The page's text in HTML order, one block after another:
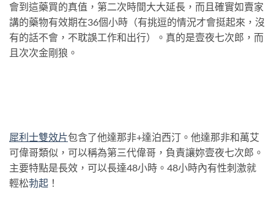
會到這藥買的真值，第二次時間大大延長，而且確實如賣家
講的藥物有效期在36個小時（有挑逗的情況才會挺起來，沒
有的話不會，不耽誤工作和出行）。真的是壹夜七次郎，而
且次次金剛狼。
犀利士雙效片包含了他達那非+達泊西汀。他達那非和萬艾
可偉哥類似，可以稱為第三代偉哥，負責讓妳壹夜七次郎。
主要特點是長效，可以長達48小時。48小時內有性刺激就
輕松勃起 ！